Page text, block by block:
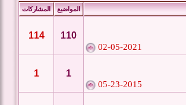
المواضيع المشاركات
02-05-2021
110
114
05-23-2015
1
1